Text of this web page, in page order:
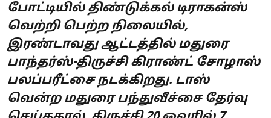
போட்டியில் திண்டுக்கல் டிராகன்ஸ்
வெற்றி பெற்ற நிலையில்,
இரண்டாவது ஆட்டத்தில் மதுரை
பாந்தர்ஸ்-திருச்சி கிராண்ட் சோழாஸ்
பலப்பரீட்சை நடக்கிறது. டாஸ்
வென்ற மதுரை பந்துவீச்சை தேர்வு